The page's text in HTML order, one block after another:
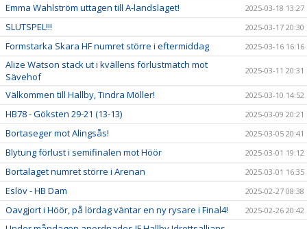
Emma Wahlström uttagen till A-landslaget! 2025-03-18 13:27
SLUTSPEL!!! 2025-03-17 20:30
Formstarka Skara HF numret större i eftermiddag 2025-03-16 16:16
Alize Watson stack ut i kvällens förlustmatch mot
Sävehof
2025-03-11 20:31
Välkommen till Hallby, Tindra Möller! 2025-03-10 14:52
HB78 - Göksten 29-21 (13-13) 2025-03-09 20:21
Bortaseger mot Alingsås! 2025-03-05 20:41
Blytung förlust i semifinalen mot Höör 2025-03-01 19:12
Bortalaget numret större i Arenan 2025-03-01 16:35
Eslöv - HB Dam 2025-02-27 08:38
Oavgjort i Höör, på lördag väntar en ny rysare i Final4! 2025-02-26 20:42